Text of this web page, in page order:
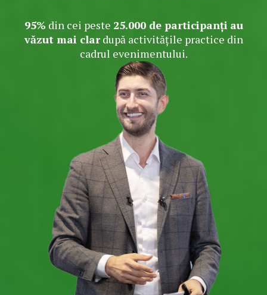
95% din cei peste 25.000 de participanți au
văzut mai clardupă activitățile practice din
cadrul evenimentului.